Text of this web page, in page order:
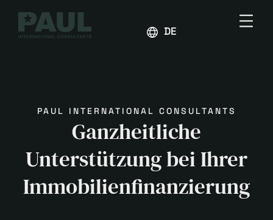
DEUTSCH
PAUL INTERNATIONAL CONSULTANTS
Ganzheitliche
Unterstützung bei Ihrer
Immobilien­finanzierung